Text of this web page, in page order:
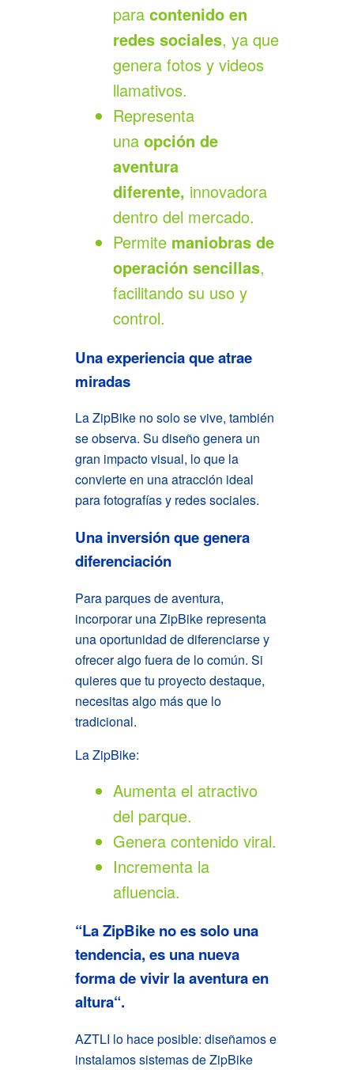
para contenido en
redes sociales, ya que
genera fotos y videos
llamativos.
Representa
una opción de
aventura
diferente, innovadora
dentro del mercado.
Permite maniobras de
operación sencillas,
facilitando su uso y
control.
Una experiencia que atrae
miradas
La ZipBike no solo se vive, también
se observa. Su diseño genera un
gran impacto visual, lo que la
convierte en una atracción ideal
para fotografías y redes sociales.
Una inversión que genera
diferenciación
Para parques de aventura,
incorporar una ZipBike representa
una oportunidad de diferenciarse y
ofrecer algo fuera de lo común. Si
quieres que tu proyecto destaque,
necesitas algo más que lo
tradicional.
La ZipBike:
Aumenta el atractivo
del parque.
Genera contenido viral.
Incrementa la
afluencia.
“La ZipBike no es solo una
tendencia, es una nueva
forma de vivir la aventura en
altura“.
AZTLI lo hace posible: diseñamos e
instalamos sistemas de ZipBike